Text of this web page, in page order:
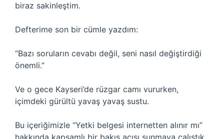
biraz sakinleştim.
Defterime son bir cümle yazdım:
“Bazı soruların cevabı değil, seni nasıl değiştirdiği
önemli.”
Ve o gece Kayseri’de rüzgar camı vururken,
içimdeki gürültü yavaş yavaş sustu.
Bu içeriğimizle “Yetki belgesi internetten alınır mı”
hakkında kapsamlı bir bakış açısı sunmaya çalıştık.